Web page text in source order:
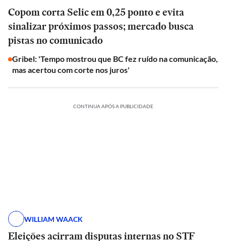
Copom corta Selic em 0,25 ponto e evita
sinalizar próximos passos; mercado busca
pistas no comunicado
Gribel: 'Tempo mostrou que BC fez ruído na comunicação,
mas acertou com corte nos juros'
CONTINUA APÓS A PUBLICIDADE
WILLIAM WAACK
Eleições acirram disputas internas no STF